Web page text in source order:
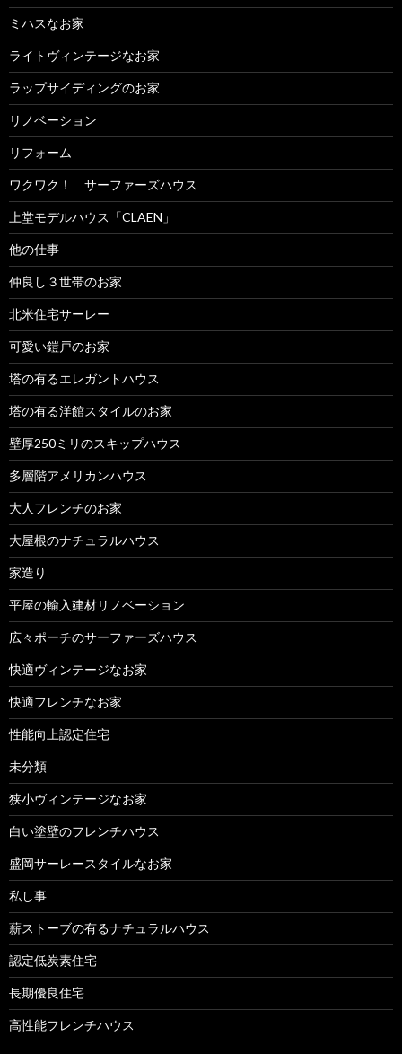
ミハスなお家
ライトヴィンテージなお家
ラップサイディングのお家
リノベーション
リフォーム
ワクワク！ サーファーズハウス
上堂モデルハウス「CLAEN」
他の仕事
仲良し３世帯のお家
北米住宅サーレー
可愛い鎧戸のお家
塔の有るエレガントハウス
塔の有る洋館スタイルのお家
壁厚250ミリのスキップハウス
多層階アメリカンハウス
大人フレンチのお家
大屋根のナチュラルハウス
家造り
平屋の輸入建材リノベーション
広々ポーチのサーファーズハウス
快適ヴィンテージなお家
快適フレンチなお家
性能向上認定住宅
未分類
狭小ヴィンテージなお家
白い塗壁のフレンチハウス
盛岡サーレースタイルなお家
私し事
薪ストーブの有るナチュラルハウス
認定低炭素住宅
長期優良住宅
高性能フレンチハウス